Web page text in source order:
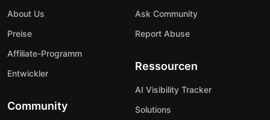
About Us
Preise
Affiliate-Programm
Entwickler
Community
Ask Community
Report Abuse
Ressourcen
AI Visibility Tracker
Solutions